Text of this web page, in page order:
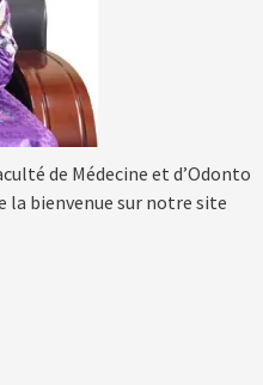
de Médecine et d’Odonto
la bienvenue sur notre site